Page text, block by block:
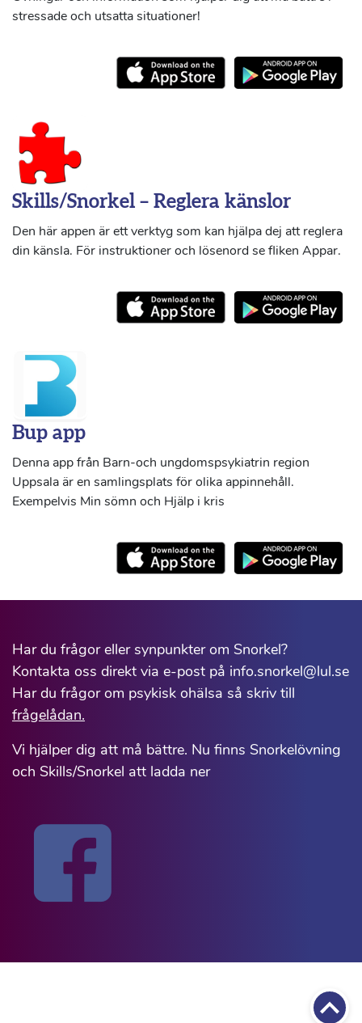
Till
stressade och utsatta situationer!
Skills/Snorkel – Reglera känslor
Den här appen är ett verktyg som kan hjälpa dej att reglera
din känsla. För instruktioner och lösenord se fliken Appar.
Bup app
Denna app från Barn-och ungdomspsykiatrin region
Uppsala är en samlingsplats för olika appinnehåll.
Exempelvis Min sömn och Hjälp i kris
Har du frågor eller synpunkter om Snorkel?
Kontakta oss direkt via e-post på info.snorkel@lul.se
Har du frågor om psykisk ohälsa så skriv till
frågelådan.
Vi hjälper dig att må bättre. Nu finns Snorkelövning
och Skills/Snorkel att ladda ner